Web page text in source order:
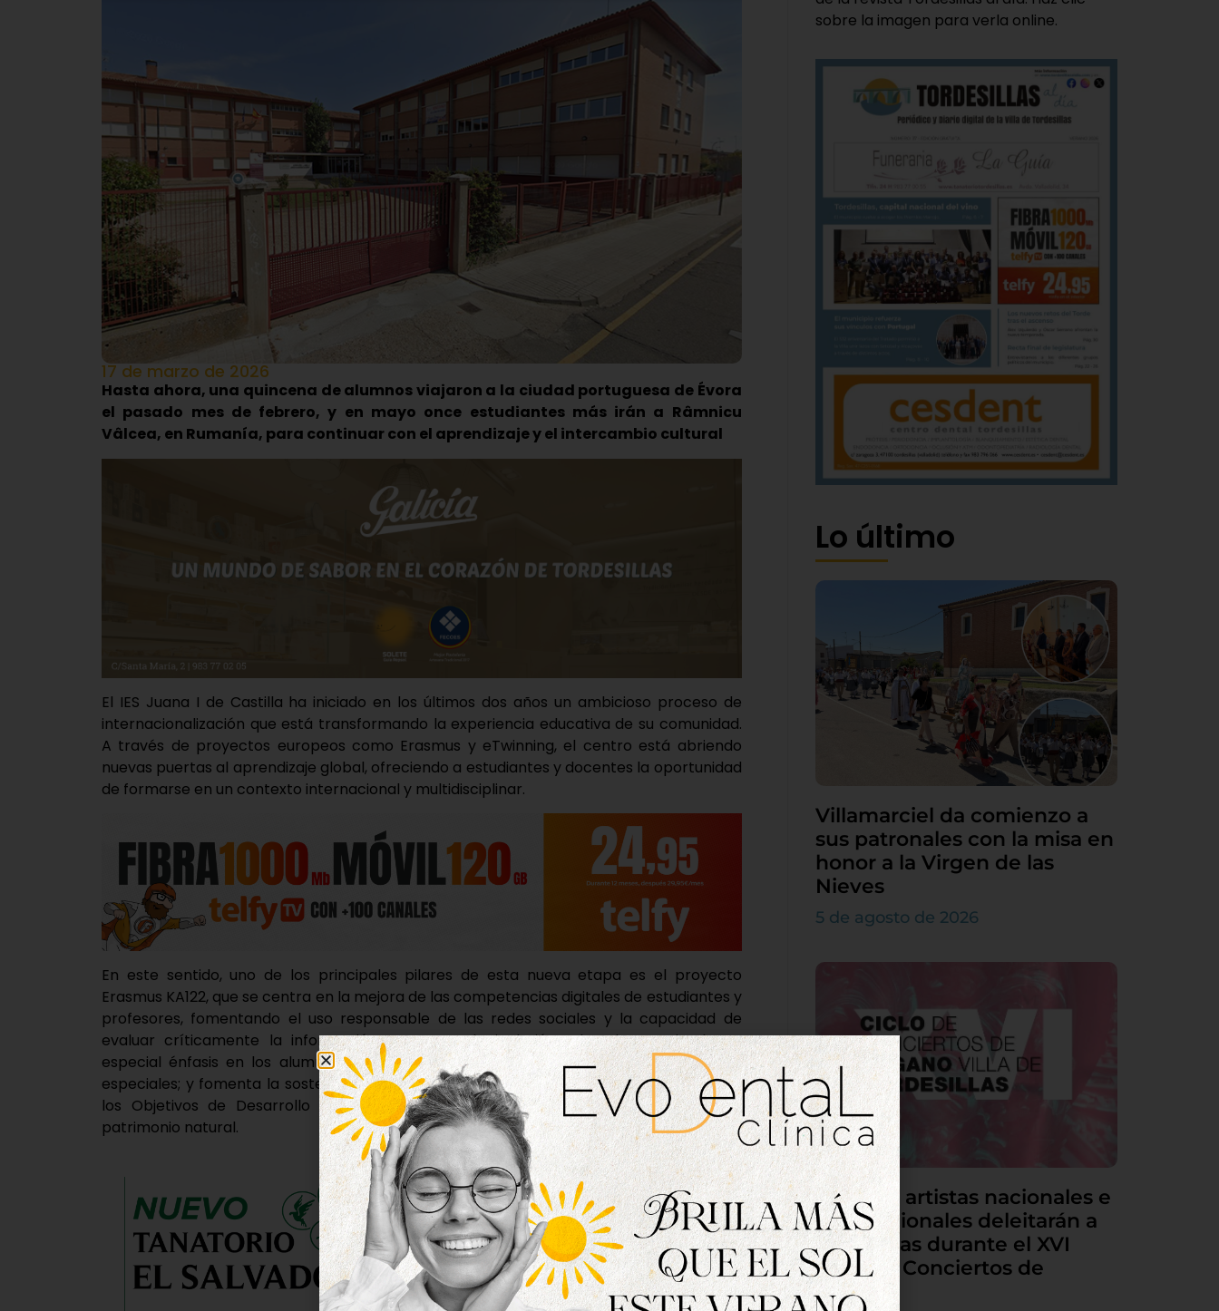
17 de marzo de 2026
Hasta ahora, una quincena de alumnos viajaron a la ciudad portuguesa de Évora
el pasado mes de febrero, y en mayo once estudiantes más irán a Râmnicu
Vâlcea, en Rumanía, para continuar con el aprendizaje y el intercambio cultural
El IES Juana I de Castilla ha iniciado en los últimos dos años un ambicioso proceso de
internacionalización que está transformando la experiencia educativa de su comunidad.
A través de proyectos europeos como Erasmus y eTwinning, el centro está abriendo
nuevas puertas al aprendizaje global, ofreciendo a estudiantes y docentes la oportunidad
de formarse en un contexto internacional y multidisciplinar.
En este sentido, uno de los principales pilares de esta nueva etapa es el proyecto
Erasmus KA122, que se centra en la mejora de las competencias digitales de estudiantes y
profesores, fomentando el uso responsable de las redes sociales y la capacidad de
evaluar críticamente la información; promueve la inclusión educativa, poniendo un
especial énfasis en los alumnos con menos oportunidades o necesidades educativas
especiales; y fomenta la sostenibilidad y la responsabilidad medioambiental, abordando
los Objetivos de Desarrollo Sostenible (ODS) y trabajando en la preservación del
patrimonio natural.
sobre la imagen para verla online.
Lo último
Villamarciel da comienzo a
sus patronales con la misa en
honor a la Virgen de las
Nieves
5 de agosto de 2026
Grandes artistas nacionales e
internacionales deleitarán a
Tordesillas durante el XVI
Ciclo de Conciertos de
Órgano